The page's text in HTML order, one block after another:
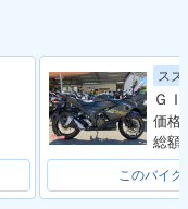
2019年 GIXXER 25
スズ
価格:
総額:
このバイ